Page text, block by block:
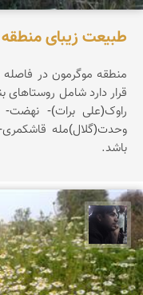
طبیعت زیبای
قرار دارد شامل
راوک(علی برات)-
وحدت(گلال)مله
باشد.
حامد محمدی